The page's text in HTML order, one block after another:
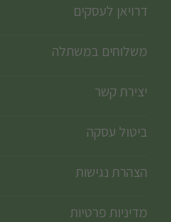
דרויאן לעסקים
משלוחים במשתלה
יצירת קשר
ביטול עסקה
הצהרת נגישות
מדיניות פרטיות